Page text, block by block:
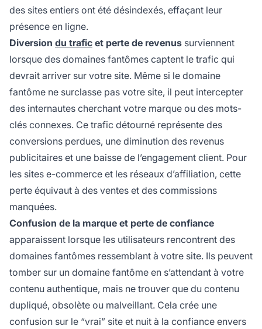
des sites entiers ont été désindexés, effaçant leur
présence en ligne.
Diversion du trafic et perte de revenus surviennent
lorsque des domaines fantômes captent le trafic qui
devrait arriver sur votre site. Même si le domaine
fantôme ne surclasse pas votre site, il peut intercepter
des internautes cherchant votre marque ou des mots-
clés connexes. Ce trafic détourné représente des
conversions perdues, une diminution des revenus
publicitaires et une baisse de l’engagement client. Pour
les sites e-commerce et les réseaux d’affiliation, cette
perte équivaut à des ventes et des commissions
manquées.
Confusion de la marque et perte de confiance
apparaissent lorsque les utilisateurs rencontrent des
domaines fantômes ressemblant à votre site. Ils peuvent
tomber sur un domaine fantôme en s’attendant à votre
contenu authentique, mais ne trouver que du contenu
dupliqué, obsolète ou malveillant. Cela crée une
confusion sur le “vrai” site et nuit à la confiance envers